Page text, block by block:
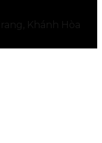
Khánh Hòa